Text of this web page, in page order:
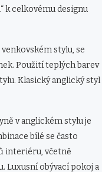
k celkovému designu
stylu, se
Použití teplých barev
Klasický anglický styl
v anglickém stylu je
bílé se často
interiéru, včetně
Luxusní obývací pokoj a